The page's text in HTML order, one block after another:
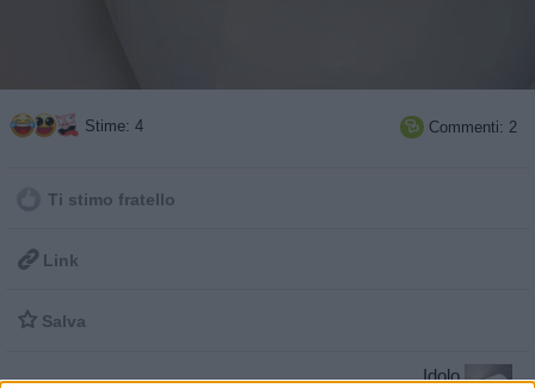
Stime: 4  Commenti: 2
Ti stimo fratello
 Link
 Salva
Idolo